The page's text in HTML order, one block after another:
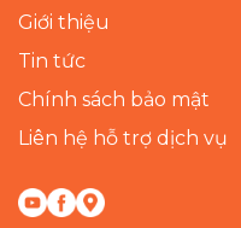
Giới thiệu
Tin tức
Chính sách bảo mật
Liên hệ hỗ trợ dịch vụ